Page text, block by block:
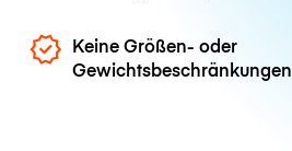
Keine Größen- oder
Gewichtsbeschränkungen